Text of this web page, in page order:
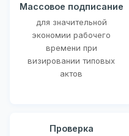
Массовое подписание
для значительной
экономии рабочего
времени при
визировании типовых
актов
Проверка